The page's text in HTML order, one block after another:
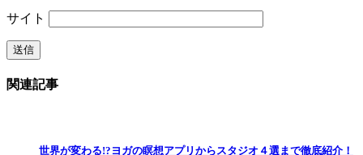
サイト
関連記事
世界が変わる!?ヨガの瞑想アプリからスタジオ４選まで徹底紹介！